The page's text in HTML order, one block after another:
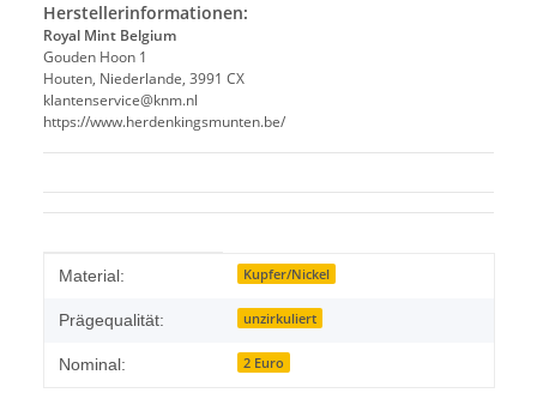
Herstellerinformationen:
Royal Mint Belgium
Gouden Hoon 1
Houten, Niederlande, 3991 CX
klantenservice@knm.nl
https://www.herdenkingsmunten.be/
Produkteigenschaft
Wert
Material: Kupfer/Nickel
Prägequalität: unzirkuliert
Nominal: 2 Euro